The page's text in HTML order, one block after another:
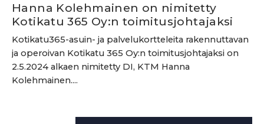
Hanna Kolehmainen on nimitetty
Kotikatu 365 Oy:n toimitusjohtajaksi
Kotikatu365-asuin- ja palvelukortteleita rakennuttavan
ja operoivan Kotikatu 365 Oy:n toimitusjohtajaksi on
2.5.2024 alkaen nimitetty DI, KTM Hanna
Kolehmainen....